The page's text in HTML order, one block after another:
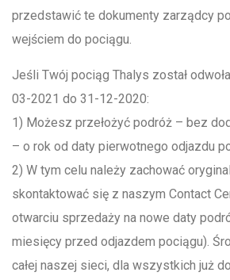
przedstawić te dokumenty zarządcy
wejściem do pociągu.
Jeśli Twój pociąg Thalys został
03-2021 do 31-12-2020:
1) Możesz przełożyć podróż – bez
– o rok od daty pierwotnego odjazdu
2) W tym celu należy zachować
skontaktować się z naszym Contact
otwarciu sprzedaży na nowe daty
miesięcy przed odjazdem pociągu).
całej naszej sieci, dla wszystkich już